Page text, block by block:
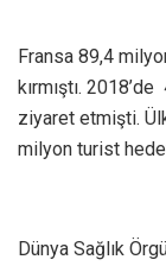
Fransa 89,4
kırmıştı.
ziyaret etmişti.
milyon turist
Dünya Sağlık